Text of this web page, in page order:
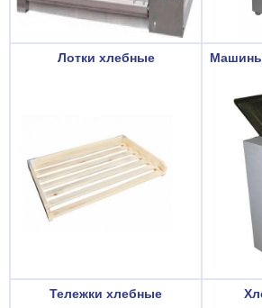
Лотки хлебные Машины
Тележки хлебные